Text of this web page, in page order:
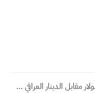
اسعار صرف الدولار مقابل الدينار العراقي اليوم الاربعاء 28 -...